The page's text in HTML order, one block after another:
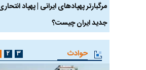
مرگبارتر پهپادهای ایرانی | پهپاد
جدید ایران چیست؟
حوادث ۲ ۳